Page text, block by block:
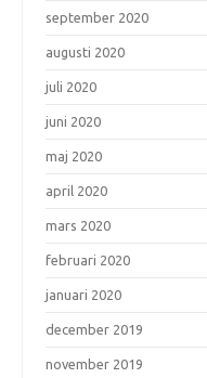
september 2020
augusti 2020
juli 2020
juni 2020
maj 2020
april 2020
mars 2020
februari 2020
januari 2020
december 2019
november 2019